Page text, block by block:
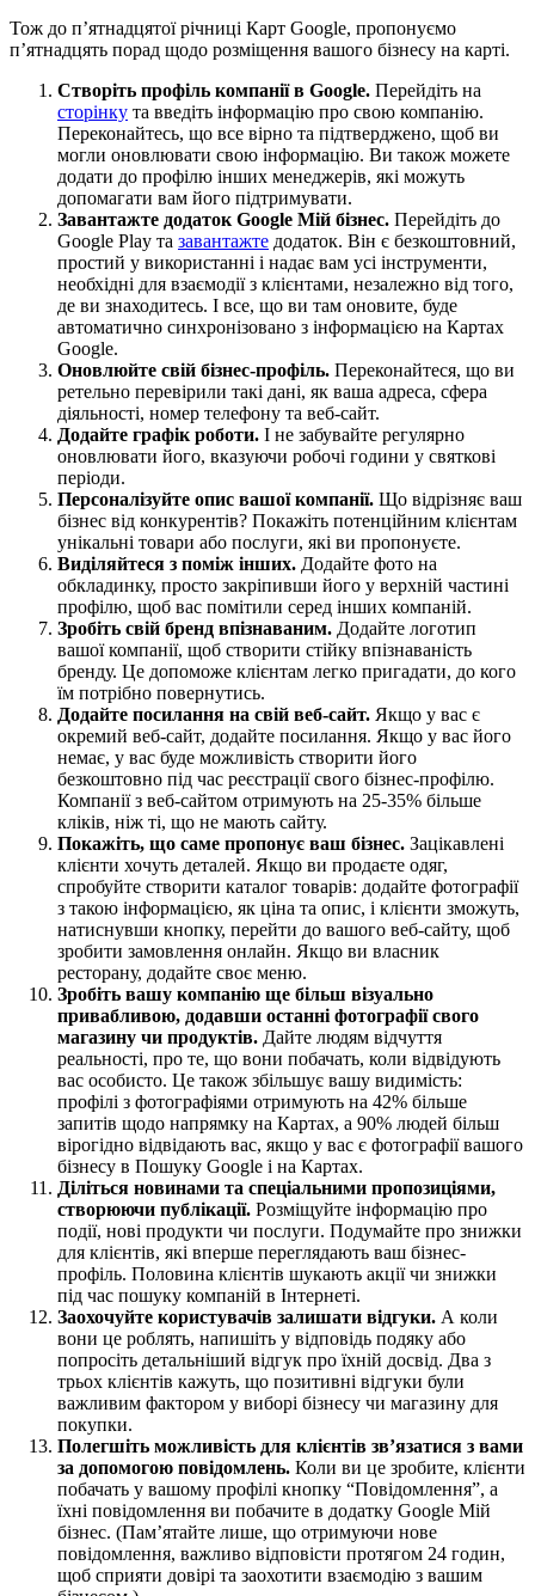
Тож до п’ятнадцятої річниці Карт Google, пропонуємо
п’ятнадцять порад щодо розміщення вашого бізнесу на карті.
Створіть профіль компанії в Google. Перейдіть на
сторінку та введіть інформацію про свою компанію.
Переконайтесь, що все вірно та підтверджено, щоб ви
могли оновлювати свою інформацію. Ви також можете
додати до профілю інших менеджерів, які можуть
допомагати вам його підтримувати.
Завантажте додаток Google Мій бізнес. Перейдіть до
Google Play та завантажте додаток. Він є безкоштовний,
простий у використанні і надає вам усі інструменти,
необхідні для взаємодії з клієнтами, незалежно від того,
де ви знаходитесь. І все, що ви там оновите, буде
автоматично синхронізовано з інформацією на Картах
Google.
Оновлюйте свій бізнес-профіль. Переконайтеся, що ви
ретельно перевірили такі дані, як ваша адреса, сфера
діяльності, номер телефону та веб-сайт.
Додайте графік роботи. І не забувайте регулярно
оновлювати його, вказуючи робочі години у святкові
періоди.
Персоналізуйте опис вашої компанії. Що відрізняє ваш
бізнес від конкурентів? Покажіть потенційним клієнтам
унікальні товари або послуги, які ви пропонуєте.
Виділяйтеся з поміж інших. Додайте фото на
обкладинку, просто закріпивши його у верхній частині
профілю, щоб вас помітили серед інших компаній.
Зробіть свій бренд впізнаваним. Додайте логотип
вашої компанії, щоб створити стійку впізнаваність
бренду. Це допоможе клієнтам легко пригадати, до кого
їм потрібно повернутись.
Додайте посилання на свій веб-сайт. Якщо у вас є
окремий веб-сайт, додайте посилання. Якщо у вас його
немає, у вас буде можливість створити його
безкоштовно під час реєстрації свого бізнес-профілю.
Компанії з веб-сайтом отримують на 25-35% більше
кліків, ніж ті, що не мають сайту.
Покажіть, що саме пропонує ваш бізнес. Зацікавлені
клієнти хочуть деталей. Якщо ви продаєте одяг,
спробуйте створити каталог товарів: додайте фотографії
з такою інформацією, як ціна та опис, і клієнти зможуть,
натиснувши кнопку, перейти до вашого веб-сайту, щоб
зробити замовлення онлайн. Якщо ви власник
ресторану, додайте своє меню.
Зробіть вашу компанію ще більш візуально
привабливою, додавши останні фотографії свого
магазину чи продуктів. Дайте людям відчуття
реальності, про те, що вони побачать, коли відвідують
вас особисто. Це також збільшує вашу видимість:
профілі з фотографіями отримують на 42% більше
запитів щодо напрямку на Картах, а 90% людей більш
вірогідно відвідають вас, якщо у вас є фотографії вашого
бізнесу в Пошуку Google і на Картах.
Діліться новинами та спеціальними пропозиціями,
створюючи публікації. Розміщуйте інформацію про
події, нові продукти чи послуги. Подумайте про знижки
для клієнтів, які вперше переглядають ваш бізнес-
профіль. Половина клієнтів шукають акції чи знижки
під час пошуку компаній в Інтернеті.
Заохочуйте користувачів залишати відгуки. А коли
вони це роблять, напишіть у відповідь подяку або
попросіть детальніший відгук про їхній досвід. Два з
трьох клієнтів кажуть, що позитивні відгуки були
важливим фактором у виборі бізнесу чи магазину для
покупки.
Полегшіть можливість для клієнтів зв’язатися з вами
за допомогою повідомлень. Коли ви це зробите, клієнти
побачать у вашому профілі кнопку “Повідомлення”, а
їхні повідомлення ви побачите в додатку Google Мій
бізнес. (Пам’ятайте лише, що отримуючи нове
повідомлення, важливо відповісти протягом 24 годин,
щоб сприяти довірі та заохотити взаємодію з вашим